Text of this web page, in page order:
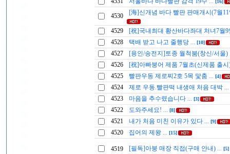
[16]
4530 [海]신개념 바다 빨판 판매개시(7월
4529
[祝]국내최대 황산바다좌대 처녀7월
4528
택배 받고 나고 줄행당 [10]
4527 [용인/송전지]토종 월척붐(창신/서울)
4526
[祝]아빠붕어 제품 7월초(신제품 출
4525
빨판우동 제로찌2호 5목 맟춤 [4]
4524 제로 우동.빨판떡 내생애 처음 대박
4523 마음을 추수렸습니다 [3]
4522 도와주세요! [8]
4521 내가 처음 미친 이유가 있다 [9]
4520 집어의 제왕 [15]
4519 [필독]아붕 매장 직접(구매 안내) [5]